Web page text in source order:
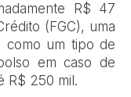
R$ 47
(FGC), uma
como um tipo de
em caso de
R$ 250 mil.